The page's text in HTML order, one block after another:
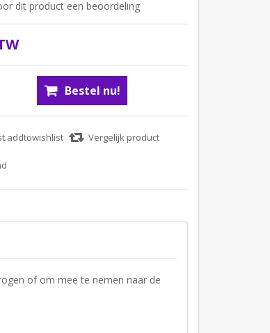
dit product een beoordeling
of om mee te nemen naar de